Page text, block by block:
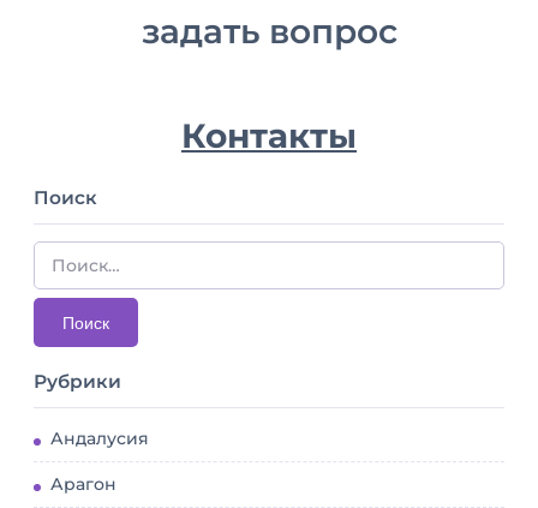
задать вопрос
Контакты
Поиск
Рубрики
Андалусия
Арагон